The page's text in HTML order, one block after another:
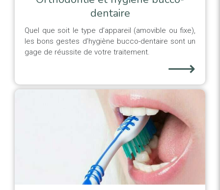
dentaire
Quel que soit le type d’appareil (amovible ou fixe),
les bons gestes d’hygiène bucco-dentaire sont un
gage de réussite de votre traitement.
⟶